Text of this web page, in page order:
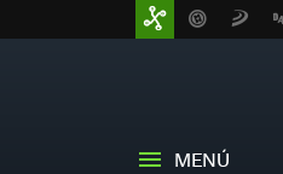
MENÚ